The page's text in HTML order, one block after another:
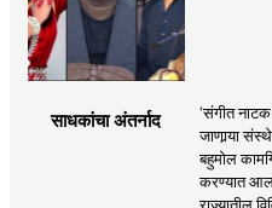
साधकांचा अंतर्नाद
‘संगीत नाटक
जाणार्‍या
बहुमोल
करण्यात